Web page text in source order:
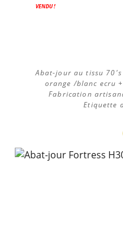
VENDU !
Abat-jour au tissu
orange /blanc ecru
Fabrication
Etiquette